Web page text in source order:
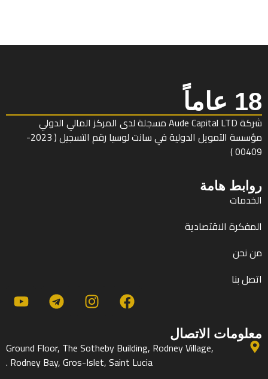
عاماً
شركة Aude Capital LTD مسجلة لدى المركز المالي الدولي
مؤسسة التمويل الدولية في سانت لوسيا رقم التسجيل ( 2023-
00409
هامة
الاقتصادية
نحن
بنا
الاتصال
Ground Floor, The Sotheby Building, Rodney Village,
Rodney Bay, Gros-Islet, Saint Lucia .